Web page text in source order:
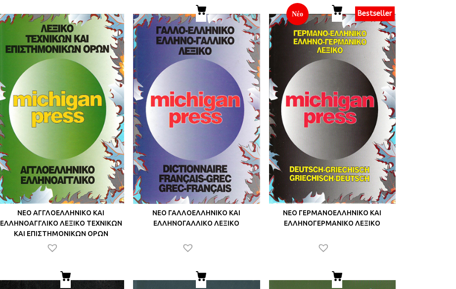
ΝΕΟ ΑΓΓΛΟΕΛΛΗΝΙΚΟ ΚΑΙ
ΕΛΛΗΝΟΑΓΓΛΙΚΟ ΛΕΞΙΚΟ ΤΕΧΝΙΚΩΝ
ΚΑΙ ΕΠΙΣΤΗΜΟΝΙΚΩΝ ΟΡΩΝ
ΝΕΟ ΓΑΛΛΟΕΛΛΗΝΙΚΟ ΚΑΙ
ΕΛΛΗΝΟΓΑΛΛΙΚΟ ΛΕΞΙΚΟ
Νέο Bestseller
ΝΕΟ ΓΕΡΜΑΝΟΕΛΛΗΝΙΚΟ ΚΑΙ
ΕΛΛΗΝΟΓΕΡΜΑΝΙΚΟ ΛΕΞΙΚΟ